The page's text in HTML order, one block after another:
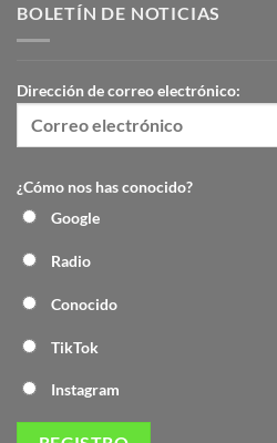
BOLETÍN DE NOTICIAS
Dirección de correo electrónico:
¿Cómo nos has conocido?
Google
Radio
Conocido
TikTok
Instagram